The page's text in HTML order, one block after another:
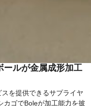
ールが金属成形加工
を提供できるサプライヤ
カゴでBoleが加工能力を披